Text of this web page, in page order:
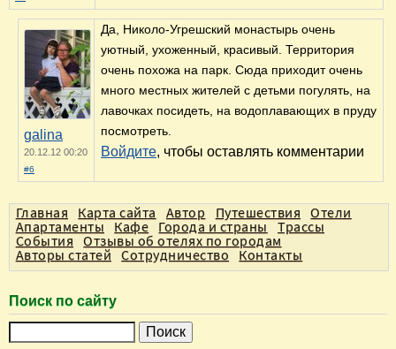
galina
20.12.12 00:20
#6
Да, Николо-Угрешский монастырь очень
уютный, ухоженный, красивый. Территория
очень похожа на парк. Сюда приходит очень
много местных жителей с детьми погулять, на
лавочках посидеть, на водоплавающих в пруду
посмотреть.
Войдите, чтобы оставлять комментарии
Главная Карта сайта Автор Путешествия
Отели
Апартаменты Кафе Города и страны Трассы
События Отзывы об отелях по городам
Авторы статей Сотрудничество Контакты
Поиск по сайту